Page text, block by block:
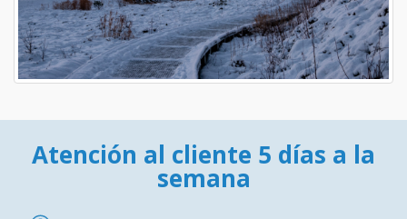
Atención al cliente 5 días a la
semana